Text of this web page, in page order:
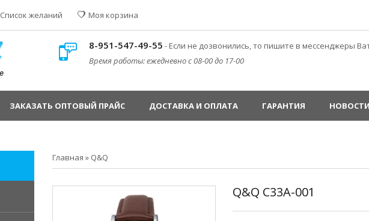
Список желаний Моя корзина
8-951-547-49-55 - Если не дозвонились, то пишите в мессенджеры
Время работы: ежедневно с 08-00 до 17-00
ЗАКАЗАТЬ ОПТОВЫЙ ПРАЙС ДОСТАВКА И ОПЛАТА ГАРАНТИЯ НОВОСТИ
Главная » Q&Q
Q&Q C33A-001